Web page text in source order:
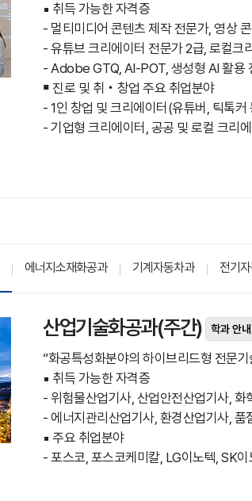
▪ 취득 가능한 자격증
- 멀티미디어 콘텐츠 제작 전문가, 영상
- 유튜브 크리에이터 전문가 2급, 로컬크
- Adobe GTQ, AI-POT, 생성형 AI 활용
￭ 진로 및 취‧창업 주요 취업분야
- 1인 창업 및 크리에이터(유튜버, 틱톡커
- 기업형 크리에이터, 공공 및 로컬 크리
에너지소재화공과 기계자동차과 전기
산업기술화공과(주간) 학과 안
“화공특성화분야의 하이브리드형 전문기
▪ 취득 가능한 자격증
- 위험물산업기사, 산업안전산업기사, 화
- 에너지관리산업기사, 환경산업기사,
▪ 주요 취업분야
- 포스코, 포스코케미칼, LG이노텍, SK